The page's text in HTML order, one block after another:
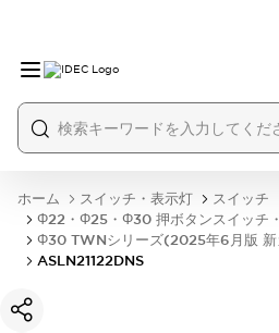
ホーム スイッチ・表示灯
スイッチ
Φ22・Φ25・Φ30 押ボタンスイッチ
Φ30 TWNシリーズ(2025年6月版 新
ASLN21122DNS